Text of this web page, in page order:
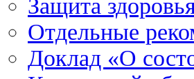
Защита
Отдельные
Доклад «О